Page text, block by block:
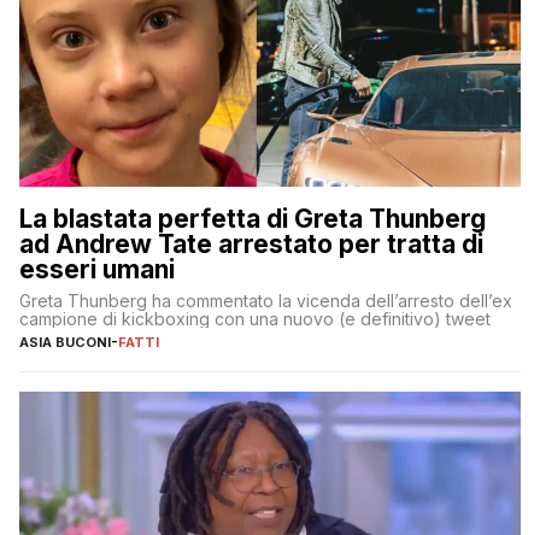
La blastata perfetta di Greta Thunberg
ad Andrew Tate arrestato per tratta di
esseri umani
Greta Thunberg ha commentato la vicenda dell’arresto dell’ex
campione di kickboxing con una nuovo (e definitivo) tweet
ASIA BUCONI-FATTI